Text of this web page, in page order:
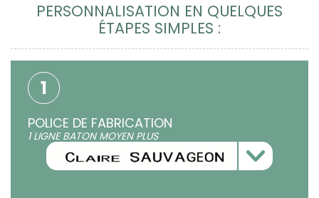
PERSONNALISATION EN QUELQUES
ÉTAPES SIMPLES :
1
POLICE DE FABRICATION
1 LIGNE BATON MOYEN PLUS